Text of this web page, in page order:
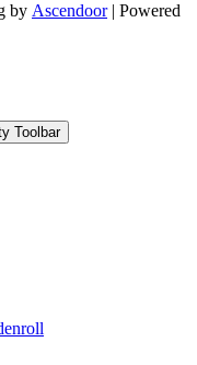
by Ascendoor| Powered
Toolbar